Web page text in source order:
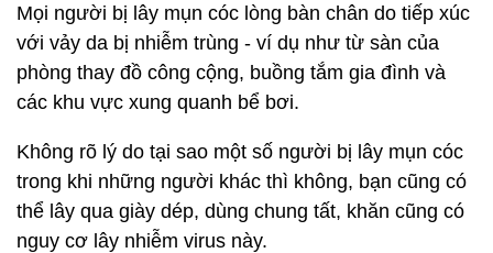
Mọi người bị lây mụn cóc lòng bàn chân do tiếp xúc
với vảy da bị nhiễm trùng - ví dụ như từ sàn của
phòng thay đồ công cộng, buồng tắm gia đình và
các khu vực xung quanh bể bơi.
Không rõ lý do tại sao một số người bị lây mụn cóc
trong khi những người khác thì không, bạn cũng có
thể lây qua giày dép, dùng chung tất, khăn cũng có
nguy cơ lây nhiễm virus này.